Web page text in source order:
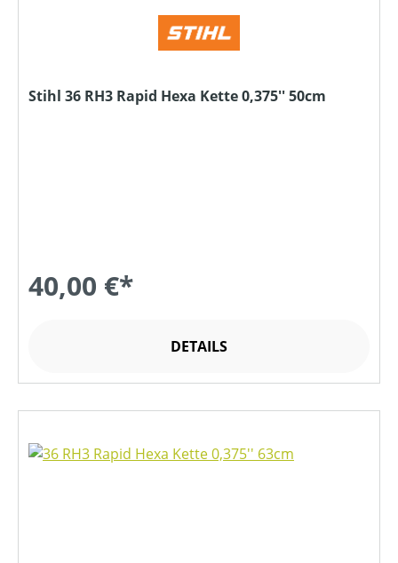
Stihl 36 RH3 Rapid Hexa Kette 0,375'' 50cm
40,00 €*
DETAILS